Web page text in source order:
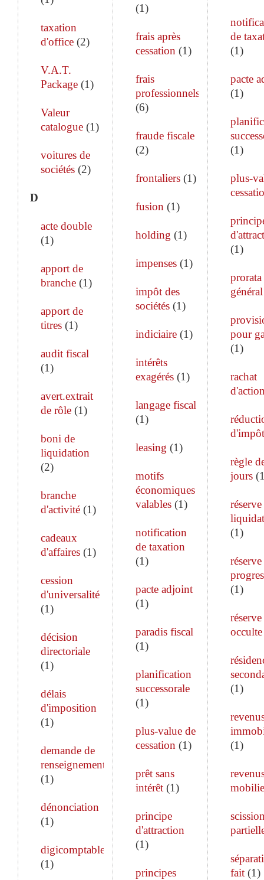
taxation
d'office (2)
V.A.T.
Package (1)
Valeur
catalogue (1)
voitures de
sociétés (2)
D
acte double
(1)
apport de
branche (1)
apport de
titres (1)
audit fiscal
(1)
avert.extrait
de rôle (1)
boni de
liquidation
(2)
branche
d'activité (1)
cadeaux
d'affaires (1)
cession
d'universalité
(1)
décision
directoriale
(1)
délais
d'imposition
(1)
demande de
renseignements
(1)
dénonciation
(1)
digicomptable
(1)
(1)
frais après
cessation (1)
frais
professionnels
(6)
fraude fiscale
(2)
frontaliers(1)
fusion (1)
holding (1)
impenses(1)
impôt des
sociétés(1)
indiciaire(1)
intérêts
exagérés(1)
langage fiscal
(1)
leasing (1)
motifs
économiques
valables(1)
notification
de taxation
(1)
pacte adjoint
(1)
paradis fiscal
(1)
planification
successorale
(1)
plus-value de
cessation (1)
prêt sans
intérêt(1)
principe
d'attraction
(1)
principes
de
(1)
pacte
(1)
(1)
plus-
(1)
prorata
général
pour
(1)
rachat
d'impôt
règle
jours(
(1)
(1)
réserve
occulte
(1)
(1)
fait(1)